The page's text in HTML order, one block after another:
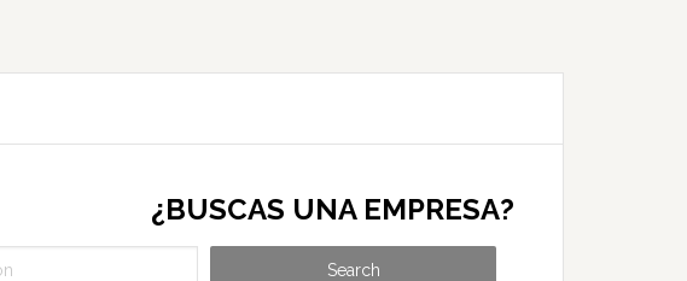
¿BUSCAS UNA EMPRESA?
Search